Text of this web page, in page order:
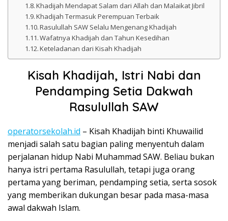
Khadijah Mendapat Salam dari Allah dan Malaikat Jibril
Khadijah Termasuk Perempuan Terbaik
Rasulullah SAW Selalu Mengenang Khadijah
Wafatnya Khadijah dan Tahun Kesedihan
Keteladanan dari Kisah Khadijah
Kisah Khadijah, Istri Nabi dan
Pendamping Setia Dakwah
Rasulullah SAW
operatorsekolah.id – Kisah Khadijah binti Khuwailid
menjadi salah satu bagian paling menyentuh dalam
perjalanan hidup Nabi Muhammad SAW. Beliau bukan
hanya istri pertama Rasulullah, tetapi juga orang
pertama yang beriman, pendamping setia, serta sosok
yang memberikan dukungan besar pada masa-masa
awal dakwah Islam.